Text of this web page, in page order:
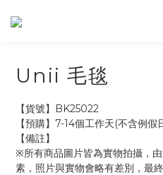
Unii 毛毯
【貨號】BK25022
【預購】7-14個工作天(不含例假
【備註】
※所有商品圖片皆為實物拍攝，
素，照片與實物會略有差別，最